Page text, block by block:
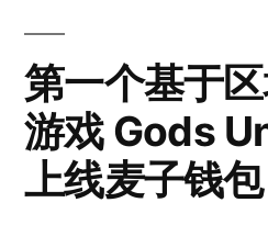
第一个基于
游戏 Gods
上线麦子钱包